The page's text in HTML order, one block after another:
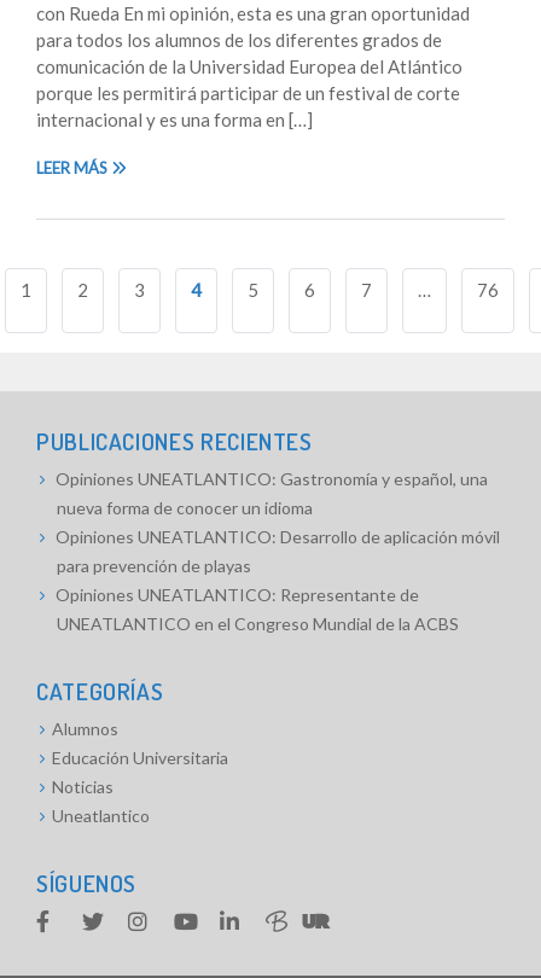
con Rueda En mi opinión, esta es una gran oportunidad
para todos los alumnos de los diferentes grados de
comunicación de la Universidad Europea del Atlántico
porque les permitirá participar de un festival de corte
internacional y es una forma en […]
LEER MÁS
Navegación
1 2 3 4 5 6 7 … 76
PUBLICACIONES RECIENTES
Opiniones UNEATLANTICO: Gastronomía y español, una
nueva forma de conocer un idioma
Opiniones UNEATLANTICO: Desarrollo de aplicación móvil
para prevención de playas
Opiniones UNEATLANTICO: Representante de
UNEATLANTICO en el Congreso Mundial de la ACBS
CATEGORÍAS
Alumnos
Educación Universitaria
Noticias
Uneatlantico
SÍGUENOS